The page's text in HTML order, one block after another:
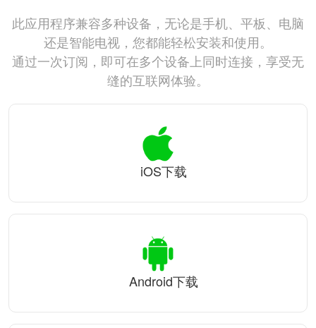
此应用程序兼容多种设备，无论是手机、平板、电脑
还是智能电视，您都能轻松安装和使用。
通过一次订阅，即可在多个设备上同时连接，享受无
缝的互联网体验。
iOS下载
Android下载